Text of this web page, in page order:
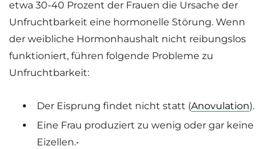
etwa 30-40 Prozent der Frauen die Ursache der
Unfruchtbarkeit eine hormonelle Störung. Wenn
der weibliche Hormonhaushalt nicht reibungslos
funktioniert, führen folgende Probleme zu
Unfruchtbarkeit:
Der Eisprung findet nicht statt (Anovulation).
Eine Frau produziert zu wenig oder gar keine
Eizellen.•